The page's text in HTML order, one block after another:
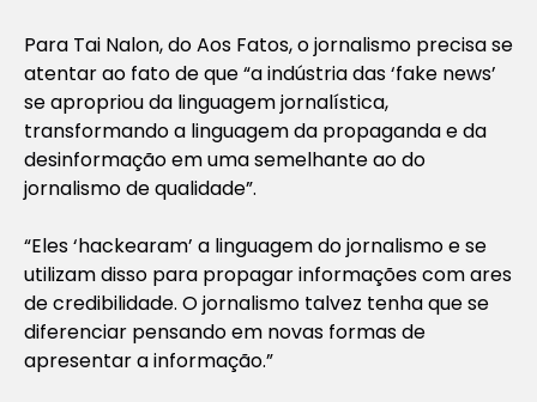
Para Tai Nalon, do Aos Fatos, o jornalismo precisa se
atentar ao fato de que “a indústria das ‘fake news’
se apropriou da linguagem jornalística,
transformando a linguagem da propaganda e da
desinformação em uma semelhante ao do
jornalismo de qualidade”.
“Eles ‘hackearam’ a linguagem do jornalismo e se
utilizam disso para propagar informações com ares
de credibilidade. O jornalismo talvez tenha que se
diferenciar pensando em novas formas de
apresentar a informação.”